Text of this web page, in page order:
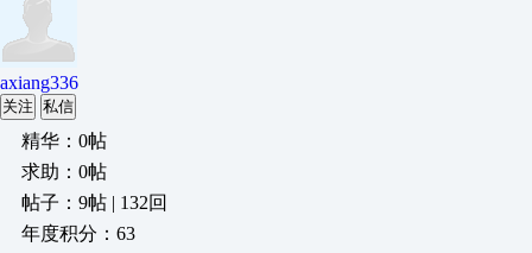
axiang336
关注 私信
精华：0帖
求助：0帖
帖子：9帖 | 132回
年度积分：63